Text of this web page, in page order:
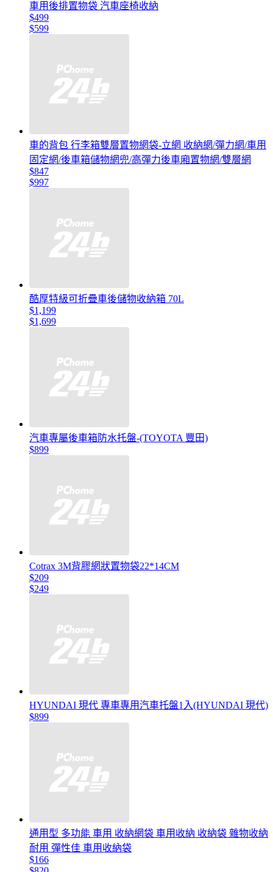
車用後排置物袋 汽車座椅收納
$499
$599
車的背包 行李箱雙層置物網袋-立網 收納網/彈力網/車用
固定網/後車箱儲物網兜/高彈力後車廂置物網/雙層網
$847
$997
酷厚特級可折疊車後儲物收納箱 70L
$1,199
$1,699
汽車專屬後車箱防水托盤-(TOYOTA 豐田)
$899
Cotrax 3M背膠網狀置物袋22*14CM
$209
$249
HYUNDAI 現代 專車專用汽車托盤1入(HYUNDAI 現代)
$899
通用型 多功能 車用 收納網袋 車用收納 收納袋 雜物收納
耐用 彈性佳 車用收納袋
$166